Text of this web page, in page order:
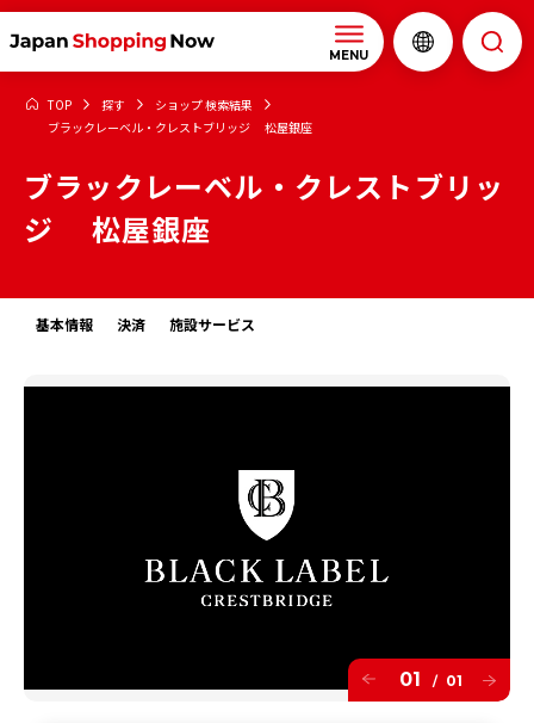
MENU
TOP 探す
ショップ 検索結果
ブラックレーベル・クレストブリッジ 松屋銀座
ブラックレーベル・クレストブリッ
ジ 松屋銀座
基本情報 決済 施設サービス
01 / 01